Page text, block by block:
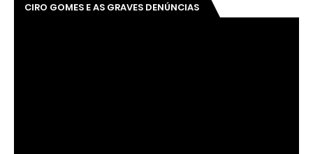
CIRO GOMES E AS GRAVES DENÚNCIAS